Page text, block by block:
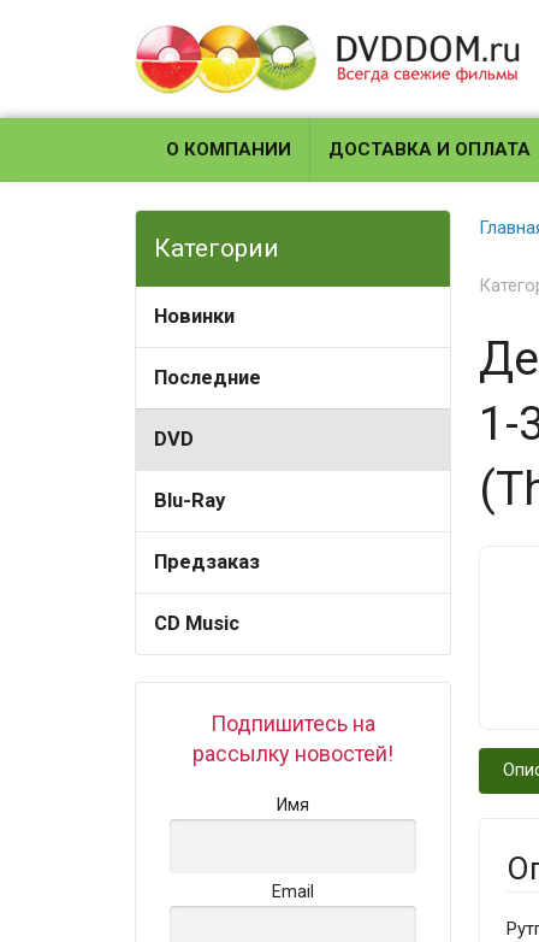
О КОМПАНИИ ДОСТАВКА И ОПЛАТА
Категории
Новинки
Последние
DVD
Blu-Ray
Предзаказ
CD Music
Подпишитесь на
рассылку новостей!
Имя
Email
1-